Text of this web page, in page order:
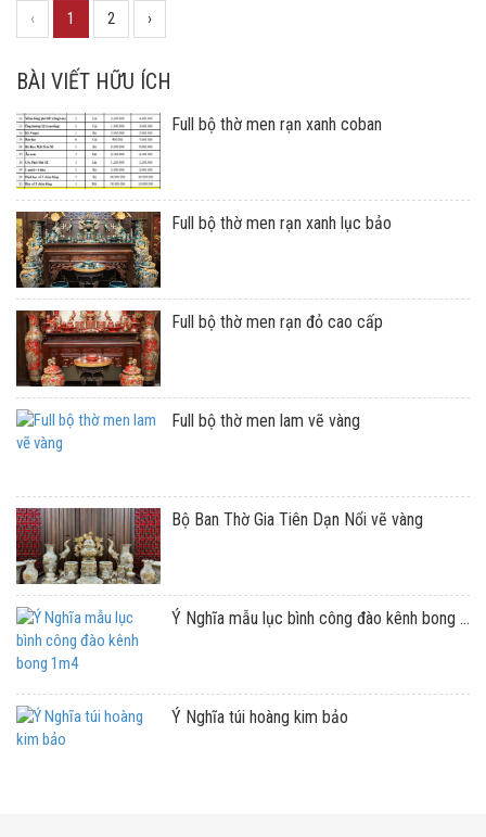
‹ 1 2 ›
BÀI VIẾT HỮU ÍCH
Full bộ thờ men rạn xanh coban
Full bộ thờ men rạn xanh lục bảo
Full bộ thờ men rạn đỏ cao cấp
Full bộ thờ men lam vẽ vàng
Bộ Ban Thờ Gia Tiên Dạn Nổi vẽ vàng
Ý Nghĩa mẫu lục bình công đào kênh bong ...
Ý Nghĩa túi hoàng kim bảo